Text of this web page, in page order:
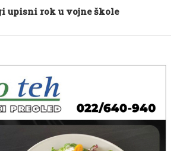
upisni rok u vojne škole